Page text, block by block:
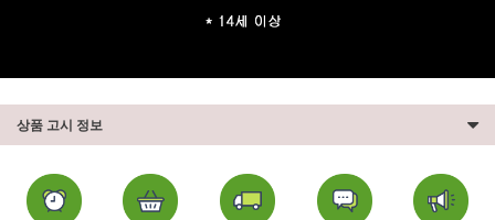
상품 고시 정보